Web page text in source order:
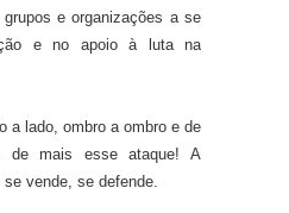
e organizações a se
e no apoio à luta na
a lado, ombro a ombro e de
de mais esse ataque! A
vende, se defende.